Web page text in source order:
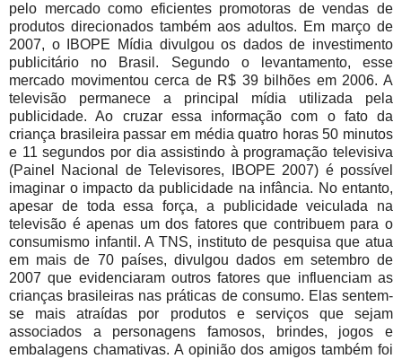
pelo mercado como eficientes promotoras de vendas de
produtos direcionados também aos adultos. Em março de
2007, o IBOPE Mídia divulgou os dados de investimento
publicitário no Brasil. Segundo o levantamento, esse
mercado movimentou cerca de R$ 39 bilhões em 2006. A
televisão permanece a principal mídia utilizada pela
publicidade. Ao cruzar essa informação com o fato da
criança brasileira passar em média quatro horas 50 minutos
e 11 segundos por dia assistindo à programação televisiva
(Painel Nacional de Televisores, IBOPE 2007) é possível
imaginar o impacto da publicidade na infância. No entanto,
apesar de toda essa força, a publicidade veiculada na
televisão é apenas um dos fatores que contribuem para o
consumismo infantil. A TNS, instituto de pesquisa que atua
em mais de 70 países, divulgou dados em setembro de
2007 que evidenciaram outros fatores que influenciam as
crianças brasileiras nas práticas de consumo. Elas sentem-
se mais atraídas por produtos e serviços que sejam
associados a personagens famosos, brindes, jogos e
embalagens chamativas. A opinião dos amigos também foi